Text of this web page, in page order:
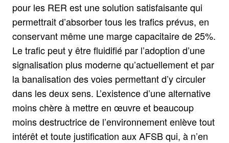
pour les RER est une solution satisfaisante qui
permettrait d’absorber tous les trafics prévus, en
conservant même une marge capacitaire de 25%.
Le trafic peut y être fluidifié par l’adoption d’une
signalisation plus moderne qu’actuellement et par
la banalisation des voies permettant d’y circuler
dans les deux sens. L’existence d’une alternative
moins chère à mettre en œuvre et beaucoup
moins destructrice de l’environnement enlève tout
intérêt et toute justification aux AFSB qui, à n’en